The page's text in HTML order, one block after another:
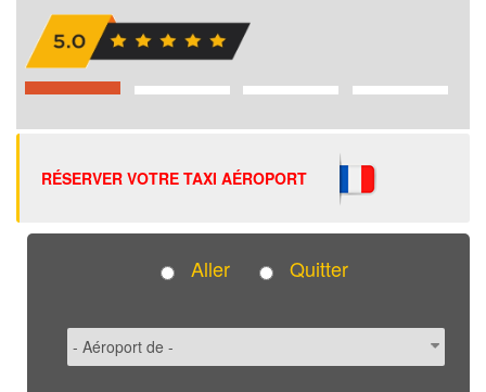
RÉSERVER VOTRE TAXI AÉROPORT
Aller Quitter